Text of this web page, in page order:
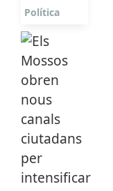
Política